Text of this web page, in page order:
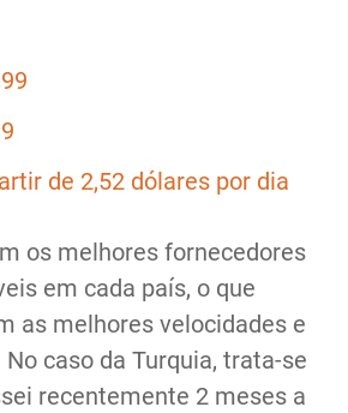
de 2,52 dólares por dia
os melhores fornecedores
em cada país, o que
as melhores velocidades e
caso da Turquia, trata-se
recentemente 2 meses a